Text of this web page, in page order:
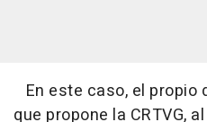
En este caso, el
que propone la CRTVG,